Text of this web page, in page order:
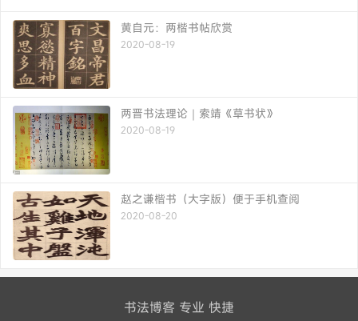
黄自元：两楷书帖欣赏
2020-08-19
两晋书法理论｜索靖《草书状》
2020-08-19
赵之谦楷书（大字版）便于手机查阅
2020-08-20
书法博客 专业 快捷